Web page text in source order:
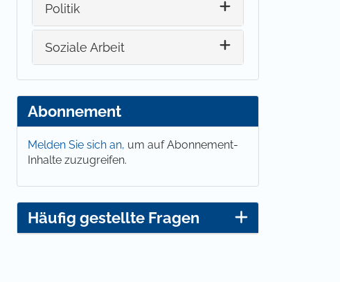
Politik
Soziale Arbeit
Abonnement
Melden Sie sich an, um auf Abonnement-
Inhalte zuzugreifen.
Häufig gestellte Fragen